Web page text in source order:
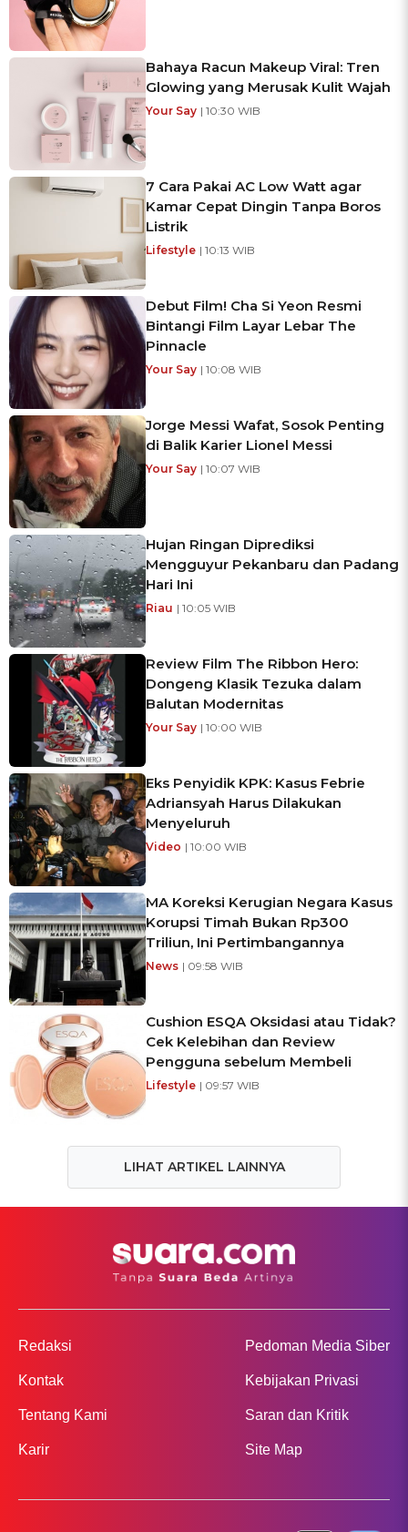
Bahaya Racun Makeup Viral: Tren
Glowing yang Merusak Kulit Wajah
Your Say | 10:30 WIB
7 Cara Pakai AC Low Watt agar
Kamar Cepat Dingin Tanpa Boros
Listrik
Lifestyle | 10:13 WIB
Debut Film! Cha Si Yeon Resmi
Bintangi Film Layar Lebar The
Pinnacle
Your Say | 10:08 WIB
Jorge Messi Wafat, Sosok Penting
di Balik Karier Lionel Messi
Your Say | 10:07 WIB
Hujan Ringan Diprediksi
Mengguyur Pekanbaru dan Padang
Hari Ini
Riau | 10:05 WIB
Review Film The Ribbon Hero:
Dongeng Klasik Tezuka dalam
Balutan Modernitas
Your Say | 10:00 WIB
Eks Penyidik KPK: Kasus Febrie
Adriansyah Harus Dilakukan
Menyeluruh
Video | 10:00 WIB
MA Koreksi Kerugian Negara Kasus
Korupsi Timah Bukan Rp300
Triliun, Ini Pertimbangannya
News | 09:58 WIB
Cushion ESQA Oksidasi atau Tidak?
Cek Kelebihan dan Review
Pengguna sebelum Membeli
Lifestyle | 09:57 WIB
LIHAT ARTIKEL LAINNYA
Redaksi
Kontak
Tentang Kami
Karir
Pedoman Media Siber
Kebijakan Privasi
Saran dan Kritik
Site Map